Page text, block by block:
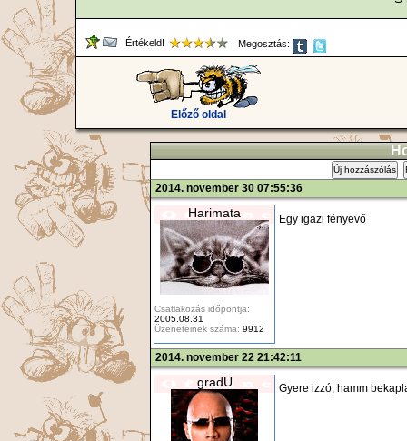
Értékeld! Megosztás:
Előző oldal
Új hozzászólás
2014. november 30 07:55:36
Harimata
Csatlakozás időpontja:
2005.08.31
Üzeneteinek száma: 9912
Egy igazi fényevő
2014. november 22 21:42:11
gradU Gyere izzó, hamm